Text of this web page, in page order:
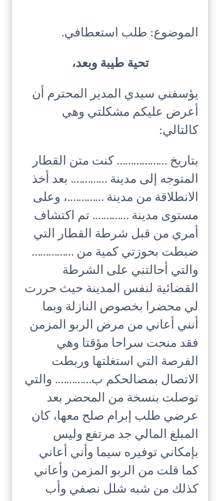
الموضوع: طلب استعطافي.
تحية طيبة وبعد،
يؤسفني سيدي المدير المحترم أن
أعرض عليكم مشكلتي وهي
كالتالي:
بتاريخ ……………… كنت متن القطار
المتوجه إلى مدينة …………. بعد أخذ
الانطلاقة من مدينة ………….، وعلى
مستوى مدينة …………. تم اكتشاف
أمري من قبل شرطة القطار التي
ضبطت بحوزتي كمية من ……………
والتي أحالتني على الشرطة
القضائية لنفس المدينة حيث حررت
لي محضرا بخصوص النازلة وبما
أنني أعاني من مرض الربو المزمن
فقد منحت سراحا مؤقتا وهي
الفرصة التي استغلتها وربطت
الاتصال بمصالحكم ب…………. والتي
توصلت بنسخة من المحضر بعد
عرضي طلب إبرام صلح معها، كان
المبلغ المالي جد مرتفع وليس
بإمكاني توفيره سيما وأني أعاني
كما قلت من الربو المزمن وأعاني
كذلك من شبه شلل نصفي وأب